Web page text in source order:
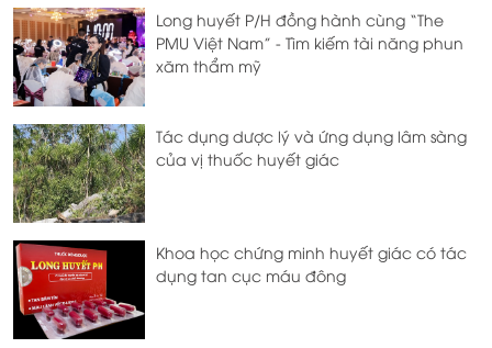
Long huyết P/H đồng hành cùng “The
PMU Việt Nam” - Tìm kiếm tài năng phun
xăm thẩm mỹ
Tác dụng dược lý và ứng dụng lâm sàng
của vị thuốc huyết giác
Khoa học chứng minh huyết giác có tác
dụng tan cục máu đông